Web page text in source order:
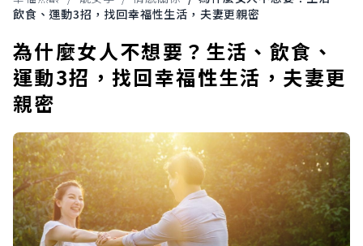
飲食、運動3招，找回幸福性生活，夫妻更親密
為什麼女人不想要？生活、飲食、
運動3招，找回幸福性生活，夫妻更
親密